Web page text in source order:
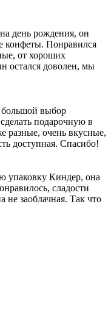
день рождения, он
конфеты. Понравился
от хороших
остался доволен, мы
большой выбор
подарочную в
разные, очень вкусные,
доступная. Спасибо!
упаковку Киндер, она
сладости
не заоблачная. Так что